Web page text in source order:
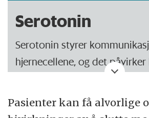
Preparater har to mekanismer:
De øker mengden av
hjernecellene. Det har
De bedrer stresstoleransen
Serotonin
Serotonin styrer
hjernecellene, og det
Når man slutter med
Pasienter kan få alvorlige